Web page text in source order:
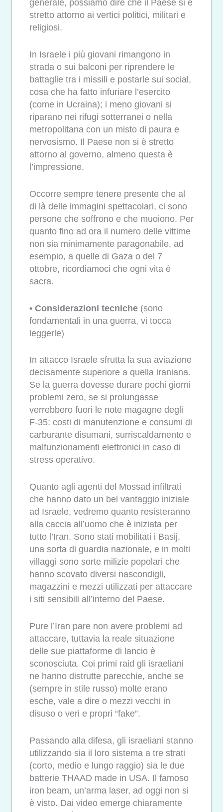
generale, possiamo dire che il Paese si è
stretto attorno ai vertici politici, militari e
religiosi.
In Israele i più giovani rimangono in
strada o sui balconi per riprendere le
battaglie tra i missili e postarle sui social,
cosa che ha fatto infuriare l’esercito
(come in Ucraina); i meno giovani si
riparano nei rifugi sotterranei o nella
metropolitana con un misto di paura e
nervosismo. Il Paese non si è stretto
attorno al governo, almeno questa è
l’impressione.
Occorre sempre tenere presente che al
di là delle immagini spettacolari, ci sono
persone che soffrono e che muoiono. Per
quanto fino ad ora il numero delle vittime
non sia minimamente paragonabile, ad
esempio, a quelle di Gaza o del 7
ottobre, ricordiamoci che ogni vita è
sacra.
• Considerazioni tecniche (sono
fondamentali in una guerra, vi tocca
leggerle)
In attacco Israele sfrutta la sua aviazione
decisamente superiore a quella iraniana.
Se la guerra dovesse durare pochi giorni
problemi zero, se si prolungasse
verrebbero fuori le note magagne degli
F-35: costi di manutenzione e consumi di
carburante disumani, surriscaldamento e
malfunzionamenti elettronici in caso di
stress operativo.
Quanto agli agenti del Mossad infiltrati
che hanno dato un bel vantaggio iniziale
ad Israele, vedremo quanto resisteranno
alla caccia all’uomo che è iniziata per
tutto l’Iran. Sono stati mobilitati i Basij,
una sorta di guardia nazionale, e in molti
villaggi sono sorte milizie popolari che
hanno scovato diversi nascondigli,
magazzini e mezzi utilizzati per attaccare
i siti sensibili all’interno del Paese.
Pure l’Iran pare non avere problemi ad
attaccare, tuttavia la reale situazione
delle sue piattaforme di lancio è
sconosciuta. Coi primi raid gli israeliani
ne hanno distrutte parecchie, anche se
(sempre in stile russo) molte erano
esche, vale a dire o mezzi vecchi in
disuso o veri e propri “fake”.
Passando alla difesa, gli israeliani stanno
utilizzando sia il loro sistema a tre strati
(corto, medio e lungo raggio) sia le due
batterie THAAD made in USA. Il famoso
iron beam, un’arma laser, ad oggi non si
è visto. Dai video emerge chiaramente